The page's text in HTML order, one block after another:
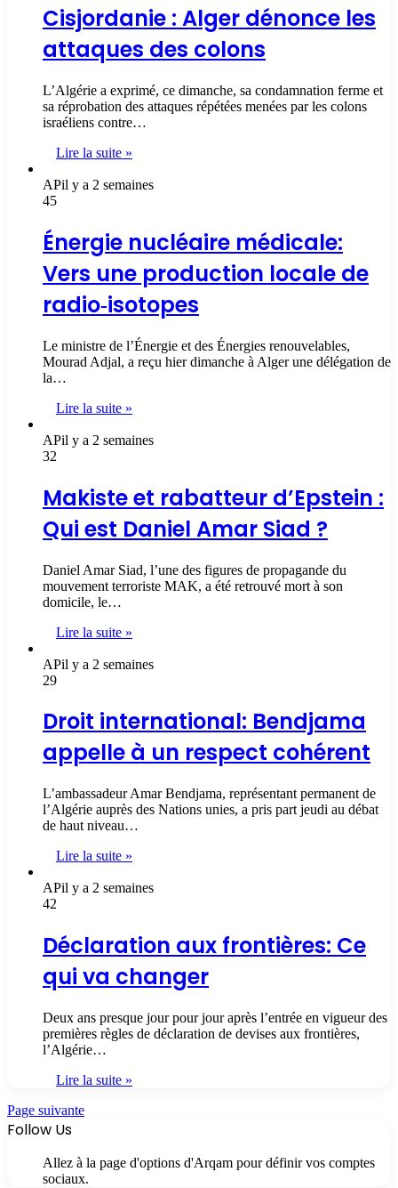
Cisjordanie : Alger dénonce les
attaques des colons
L’Algérie a exprimé, ce dimanche, sa condamnation ferme et
sa réprobation des attaques répétées menées par les colons
israéliens contre…
Lire la suite »
APil y a 2 semaines
45
Énergie nucléaire médicale:
Vers une production locale de
radio‑isotopes
Le ministre de l’Énergie et des Énergies renouvelables,
Mourad Adjal, a reçu hier dimanche à Alger une délégation de
la…
Lire la suite »
APil y a 2 semaines
32
Makiste et rabatteur d’Epstein :
Qui est Daniel Amar Siad ?
Daniel Amar Siad, l’une des figures de propagande du
mouvement terroriste MAK, a été retrouvé mort à son
domicile, le…
Lire la suite »
APil y a 2 semaines
29
Droit international: Bendjama
appelle à un respect cohérent
L’ambassadeur Amar Bendjama, représentant permanent de
l’Algérie auprès des Nations unies, a pris part jeudi au débat
de haut niveau…
Lire la suite »
APil y a 2 semaines
42
Déclaration aux frontières: Ce
qui va changer
Deux ans presque jour pour jour après l’entrée en vigueur des
premières règles de déclaration de devises aux frontières,
l’Algérie…
Lire la suite »
Page suivante
Follow Us
Allez à la page d'options d'Arqam pour définir vos comptes
sociaux.